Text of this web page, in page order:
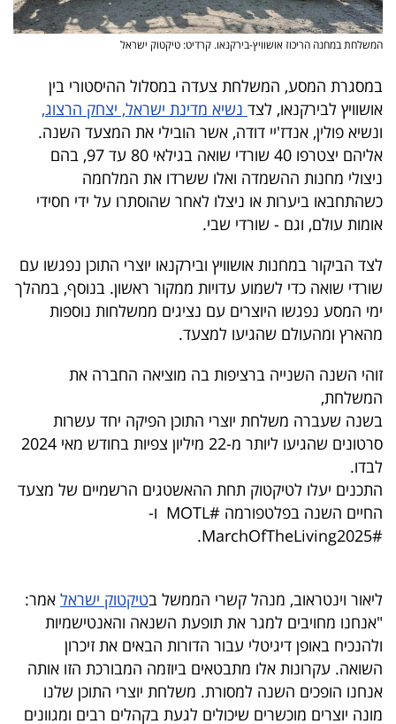
שיתופי
פעולה
דרושים
ניוזלטרים
אדום
פרסמו
באייס
עקבו
אחרינו:
המשלחת במחנה הריכוז אושוויץ-בירקנאו. קרדיט: טיקטוק ישראל
במסגרת המסע, המשלחת צעדה במסלול ההיסטורי בין
אושוויץ לבירקנאו, לצד נשיא מדינת ישראל, יצחק הרצוג,
ונשיא פולין, אנדז'יי דודה, אשר הובילי את המצעד השנה.
אליהם יצטרפו 40 שורדי שואה בגילאי 80 עד 97, בהם
ניצולי מחנות ההשמדה ואלו ששרדו את המלחמה
כשהתחבאו ביערות או ניצלו לאחר שהוסתרו על ידי חסידי
אומות עולם, וגם - שורדי שבי.
לצד הביקור במחנות אושוויץ ובירקנאו יוצרי התוכן נפגשו עם
שורדי שואה כדי לשמוע עדויות ממקור ראשון. בנוסף, במהלך
ימי המסע נפגשו היוצרים עם נציגים ממשלחות נוספות
מהארץ ומהעולם שהגיעו למצעד.
זוהי השנה השנייה ברציפות בה מוציאה החברה את
המשלחת,
בשנה שעברה משלחת יוצרי התוכן הפיקה יחד עשרות
סרטונים שהגיעו ליותר מ-22 מיליון צפיות בחודש מאי 2024
לבדו.
התכנים יעלו לטיקטוק תחת ההאשטגים הרשמיים של מצעד
החיים השנה בפלטפורמה #MOTL ו-
#MarchOfTheLiving2025.
ליאור וינטראוב, מנהל קשרי הממשל בטיקטוק ישראל אמר:
"אנחנו מחויבים למגר את תופעת השנאה והאנטישמיות
ולהנכיח באופן דיגיטלי עבור הדורות הבאים את זיכרון
השואה. עקרונות אלו מתבטאים ביוזמה המבורכת הזו אותה
אנחנו הופכים השנה למסורת. משלחת יוצרי התוכן שלנו
מונה יוצרים מוכשרים שיכולים לגעת בקהלים רבים ומגוונים